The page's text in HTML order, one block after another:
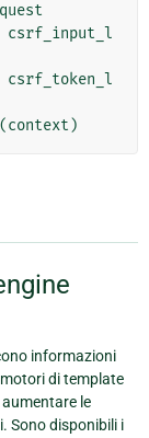
csrf_input_l
csrf_token_l
(context )
informazioni
di template
le
Sono disponibili i